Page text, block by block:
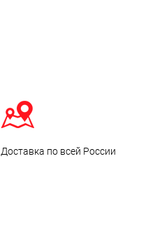
Доставка по всей России